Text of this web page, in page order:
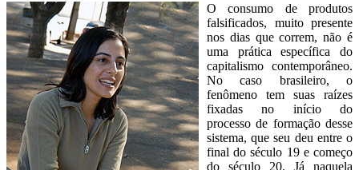
O consumo de produtos
falsificados, muito presente
nos dias que correm, não é
uma prática específica do
capitalismo contemporâneo.
No caso brasileiro, o
fenômeno tem suas raízes
fixadas no início do
processo de formação desse
sistema, que seu deu entre o
final do século 19 e começo
do século 20. Já naquela